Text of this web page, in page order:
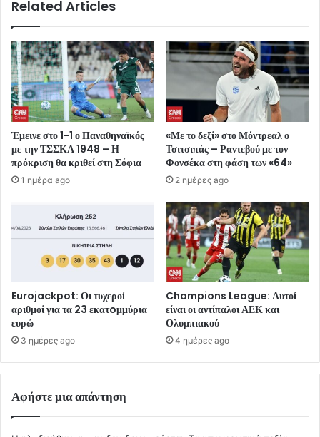
Related Articles
Έμεινε στο 1-1 ο Παναθηναϊκός
με την ΤΣΣΚΑ 1948 – Η
πρόκριση θα κριθεί στη Σόφια
1 ημέρα ago
«Με το δεξί» στο Μόντρεαλ ο
Τσιτσιπάς – Ραντεβού με τον
Φονσέκα στη φάση των «64»
2 ημέρες ago
Eurojackpot: Οι τυχεροί
αριθμοί για τα 23 εκατoμμύρια
ευρώ
3 ημέρες ago
Champions League: Αυτοί
είναι οι αντίπαλοι ΑΕΚ και
Ολυμπιακού
4 ημέρες ago
Αφήστε μια απάντηση